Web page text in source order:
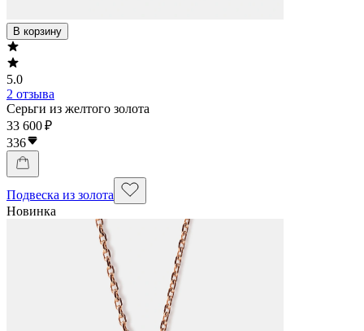
В корзину
5.0
2 отзыва
Серьги из желтого золота
33 600 ₽
336
Подвеска из золота
Новинка